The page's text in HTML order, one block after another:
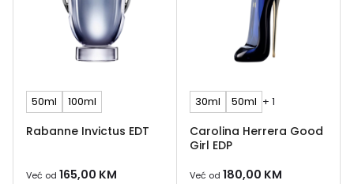
50ml 100ml
Rabanne Invictus EDT
Već od 165,00 KM
30ml 50ml + 1
Carolina Herrera Good
Girl EDP
Već od 180,00 KM